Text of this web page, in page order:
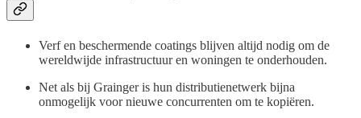
Verf en beschermende coatings blijven altijd nodig om de
wereldwijde infrastructuur en woningen te onderhouden.
Net als bij Grainger is hun distributienetwerk bijna
onmogelijk voor nieuwe concurrenten om te kopiëren.